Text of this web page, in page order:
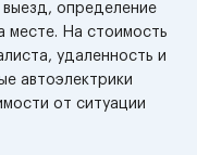
выезд, определение
месте. На стоимость
удаленность и
автоэлектрики
от ситуации